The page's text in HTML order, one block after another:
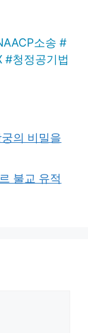
소송 #
#청정공기법
의 비밀을
불교 유적